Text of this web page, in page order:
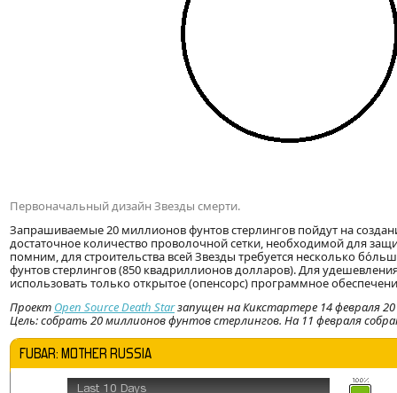
Первоначальный дизайн Звезды смерти.
Запрашиваемые 20 миллионов фунтов стерлингов пойдут на
достаточное количество проволочной сетки, необходимой для
помним, для строительства всей Звезды требуется несколько
фунтов стерлингов (850 квадриллионов долларов). Для
использовать только открытое (опенсорс) программное
Проект Open Source Death Starзапущен на Кикстартере 14 февраля
Цель: собрать 20 миллионов фунтов стерлингов. На 11 февраля